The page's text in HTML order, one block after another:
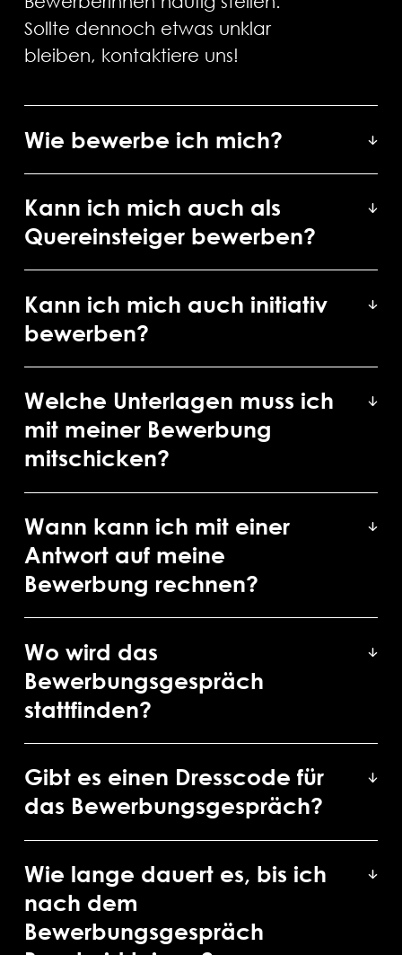
Sollte dennoch etwas unklar
bleiben, kontaktiere uns!
Wie bewerbe ich mich?
Kann ich mich auch als
Quereinsteiger bewerben?
Kann ich mich auch initiativ
bewerben?
Welche Unterlagen muss ich
mit meiner Bewerbung
mitschicken?
Wann kann ich mit einer
Antwort auf meine
Bewerbung rechnen?
Wo wird das
Bewerbungsgespräch
stattfinden?
Gibt es einen Dresscode für
das Bewerbungsgespräch?
Wie lange dauert es, bis ich
nach dem
Bewerbungsgespräch